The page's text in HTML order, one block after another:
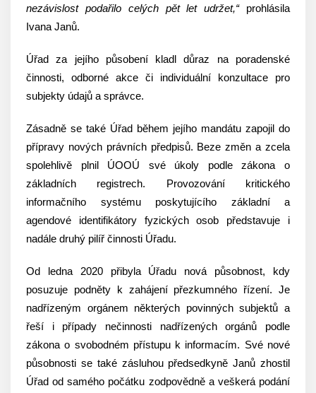
nezávislost podařilo celých pět let udržet,“prohlásila
Ivana Janů.
Úřad za jejího působení kladl důraz na poradenské
činnosti, odborné akce či individuální konzultace pro
subjekty údajů a správce.
Zásadně se také Úřad během jejího mandátu zapojil do
přípravy nových právních předpisů. Beze změn a zcela
spolehlivě plnil ÚOOÚ své úkoly podle zákona o
základních registrech. Provozování kritického
informačního systému poskytujícího základní a
agendové identifikátory fyzických osob představuje i
nadále druhý pilíř činnosti Úřadu.
Od ledna 2020 přibyla Úřadu nová působnost, kdy
posuzuje podněty k zahájení přezkumného řízení. Je
nadřízeným orgánem některých povinných subjektů a
řeší i případy nečinnosti nadřízených orgánů podle
zákona o svobodném přístupu k informacím. Své nové
působnosti se také zásluhou předsedkyně Janů zhostil
Úřad od samého počátku zodpovědně a veškerá podání